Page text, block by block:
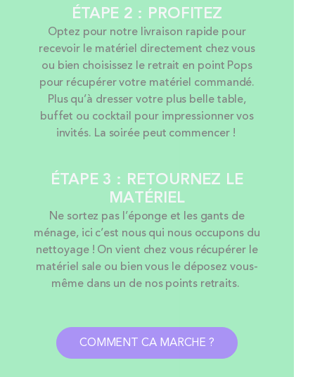
ÉTAPE 2 : PROFITEZ
Optez pour notre livraison rapide pour
recevoir le matériel directement chez vous
ou bien choisissez le retrait en point Pops
pour récupérer votre matériel commandé.
Plus qu’à dresser votre plus belle table,
buffet ou cocktail pour impressionner vos
invités. La soirée peut commencer !
ÉTAPE 3 : RETOURNEZ LE
MATÉRIEL
Ne sortez pas l’éponge et les gants de
ménage, ici c’est nous qui nous occupons du
nettoyage ! On vient chez vous récupérer le
matériel sale ou bien vous le déposez vous-
même dans un de nos points retraits.
COMMENT CA MARCHE ?